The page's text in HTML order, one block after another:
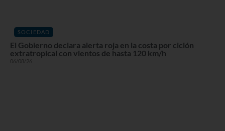
SOCIEDAD
El Gobierno declara alerta roja en la costa por ciclón
extratropical con vientos de hasta 120 km/h
06/08/26